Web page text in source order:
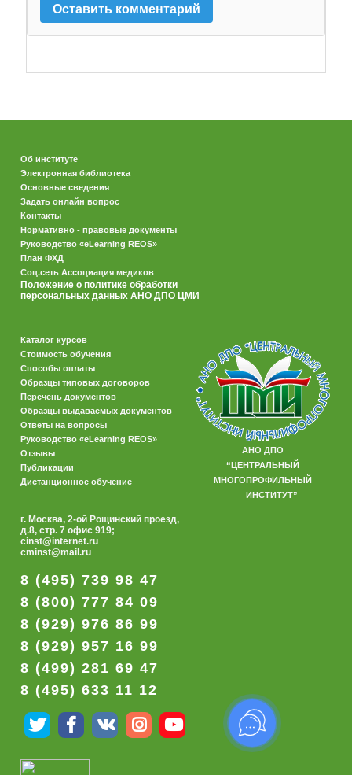
Об институте
Электронная библиотека
Основные сведения
Задать онлайн вопрос
Контакты
Нормативно - правовые документы
Руководство «eLearning REOS»
План ФХД
Соц.сеть Ассоциация медиков
Положение о политике обработки
персональных данных АНО ДПО ЦМИ
Каталог курсов
Стоимость обучения
Способы оплаты
Образцы типовых договоров
Перечень документов
Образцы выдаваемых документов
Ответы на вопросы
Руководство «eLearning REOS»
Отзывы
Публикации
Дистанционное обучение
г. Москва, 2-ой Рощинский проезд,
д.8, стр. 7 офис 919;
cinst@internet.ru
cminst@mail.ru
8 (495) 739 98 47
8 (800) 777 84 09
8 (929) 976 86 99
8 (929) 957 16 99
8 (499) 281 69 47
8 (495) 633 11 12
АНО ДПО
“ЦЕНТРАЛЬНЫЙ
МНОГОПРОФИЛЬНЫЙ
ИНСТИТУТ”